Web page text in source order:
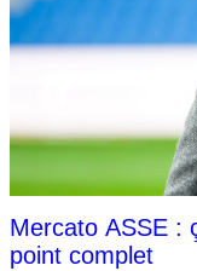
Mercato ASSE :
point complet